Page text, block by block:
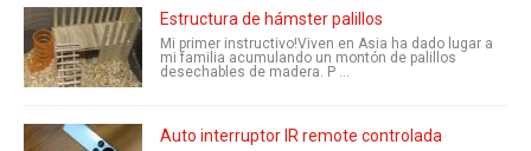
Estructura de hámster palillos
Mi primer instructivo!Viven en Asia ha dado lugar a
mi familia acumulando un montón de palillos
desechables de madera. P ...
Auto interruptor IR remote controlada